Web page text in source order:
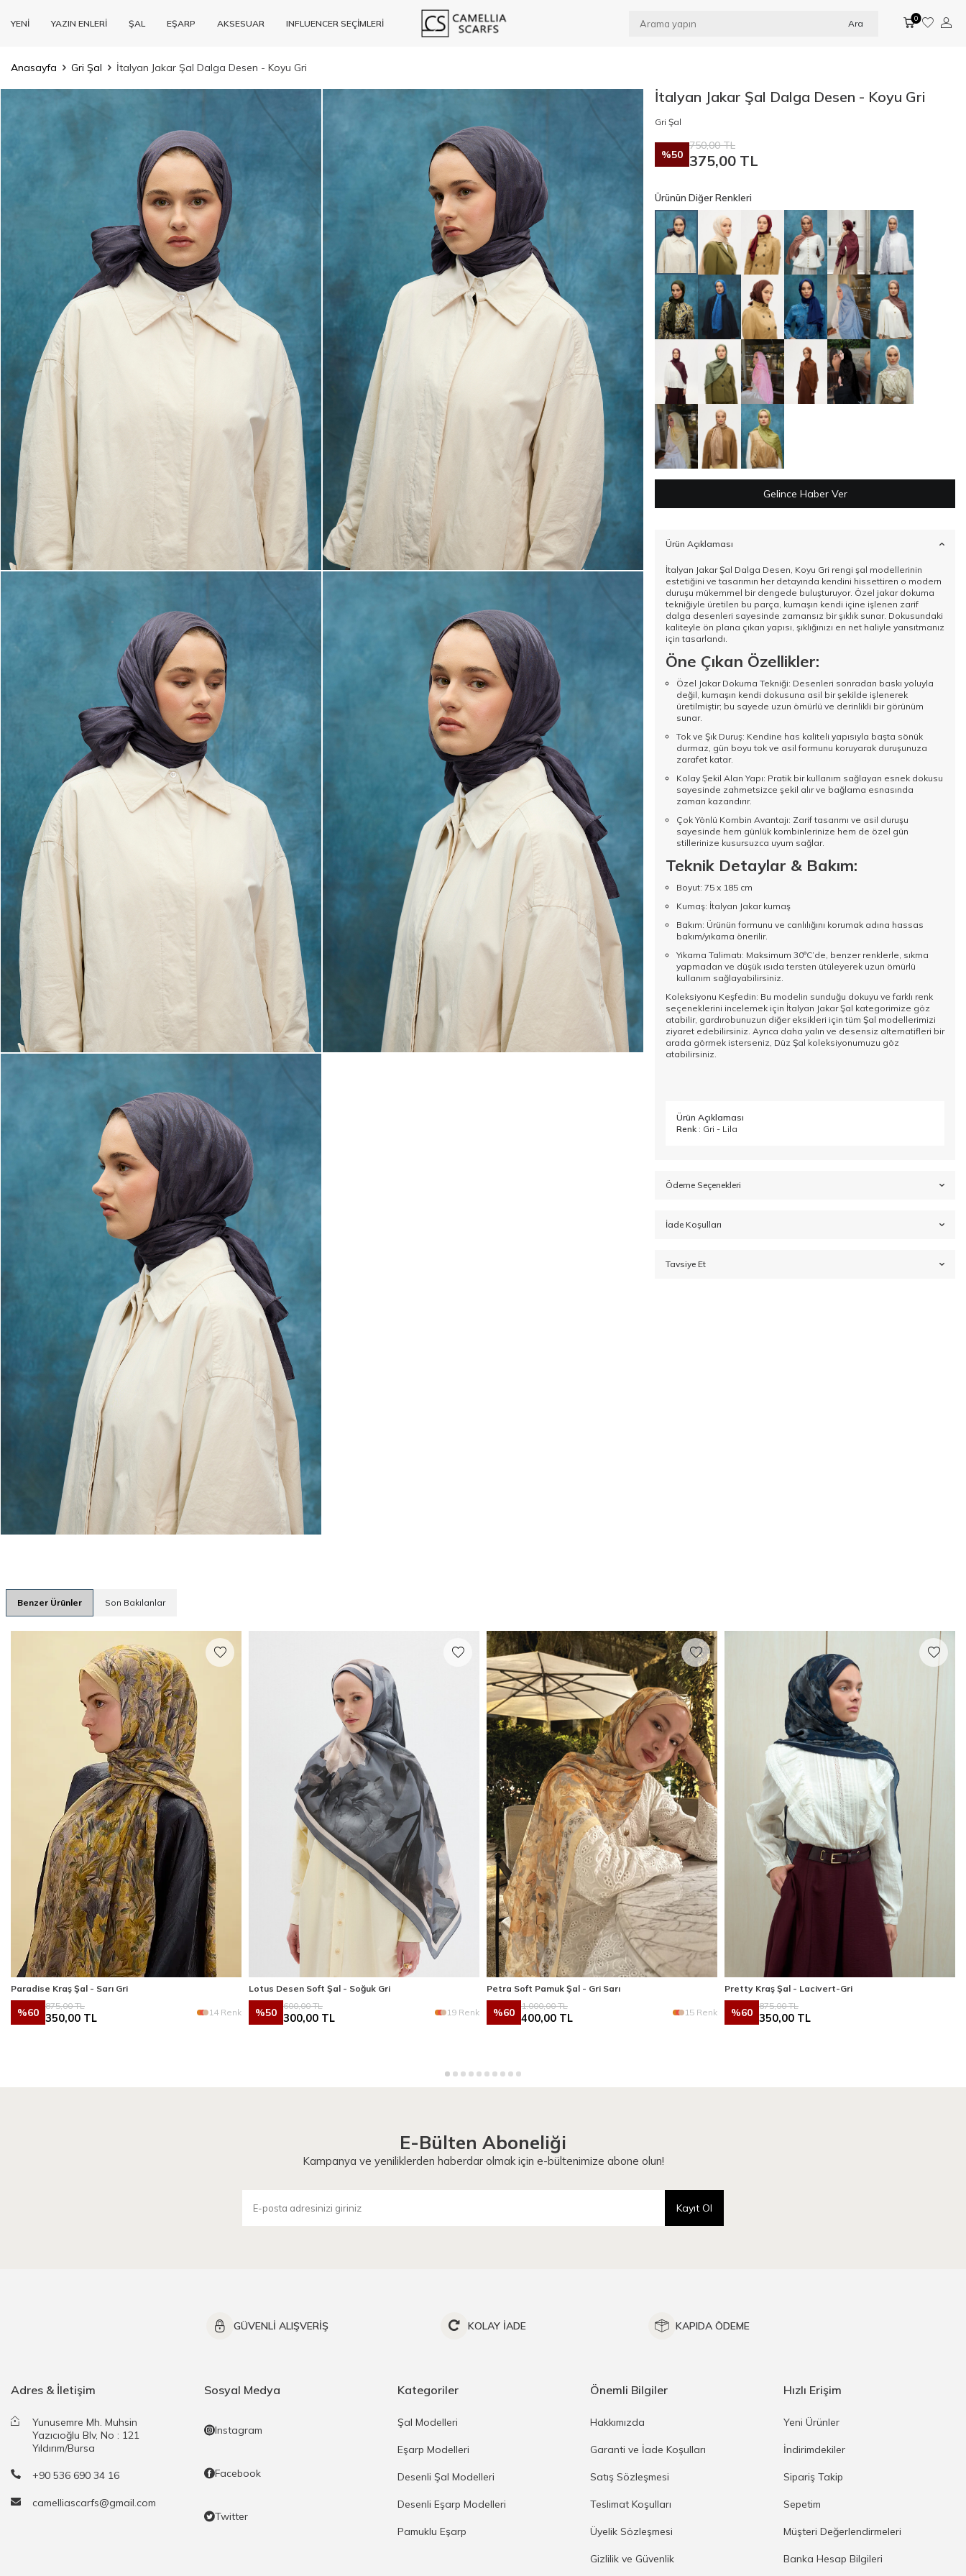
YENİ YAZIN ENLERİ ŞAL EŞARP AKSESUAR INFLUENCER SEÇİMLERİ Ara 0
Anasayfa Gri Şal İtalyan Jakar Şal Dalga Desen - Koyu Gri
İtalyan Jakar Şal Dalga Desen - Koyu Gri
Gri Şal
%50
750,00TL
375,00 TL
Ürünün Diğer Renkleri
Gelince Haber Ver
Ürün Açıklaması
İtalyan Jakar Şal Dalga Desen, Koyu Gri rengi şal modellerinin
estetiğini ve tasarımın her detayında kendini hissettiren o modern
duruşu mükemmel bir dengede buluşturuyor. Özel jakar dokuma
tekniğiyle üretilen bu parça, kumaşın kendi içine işlenen zarif
dalga desenleri sayesinde zamansız bir şıklık sunar. Dokusundaki
kaliteyle ön plana çıkan yapısı, şıklığınızı en net haliyle yansıtmanız
için tasarlandı.
Öne Çıkan Özellikler:
Özel Jakar Dokuma Tekniği: Desenleri sonradan baskı yoluyla
değil, kumaşın kendi dokusuna asil bir şekilde işlenerek
üretilmiştir; bu sayede uzun ömürlü ve derinlikli bir görünüm
sunar.
Tok ve Şık Duruş: Kendine has kaliteli yapısıyla başta sönük
durmaz, gün boyu tok ve asil formunu koruyarak duruşunuza
zarafet katar.
Kolay Şekil Alan Yapı: Pratik bir kullanım sağlayan esnek dokusu
sayesinde zahmetsizce şekil alır ve bağlama esnasında
zaman kazandırır.
Çok Yönlü Kombin Avantajı: Zarif tasarımı ve asil duruşu
sayesinde hem günlük kombinlerinize hem de özel gün
stillerinize kusursuzca uyum sağlar.
Teknik Detaylar & Bakım:
Boyut: 75 x 185 cm
Kumaş: İtalyan Jakar kumaş
Bakım: Ürünün formunu ve canlılığını korumak adına hassas
bakım/yıkama önerilir.
Yıkama Talimatı: Maksimum 30°C’de, benzer renklerle, sıkma
yapmadan ve düşük ısıda tersten ütüleyerek uzun ömürlü
kullanım sağlayabilirsiniz.
Koleksiyonu Keşfedin: Bu modelin sunduğu dokuyu ve farklı renk
seçeneklerini incelemek için İtalyan Jakar Şal kategorimize göz
atabilir, gardırobunuzun diğer eksikleri için tüm Şal modellerimizi
ziyaret edebilirsiniz. Ayrıca daha yalın ve desensiz alternatifleri bir
arada görmek isterseniz, Düz Şal koleksiyonumuzu göz
atabilirsiniz.
Ürün Açıklaması
Renk : Gri - Lila
Ödeme Seçenekleri
İade Koşulları
Tavsiye Et
Benzer Ürünler Son Bakılanlar
Paradise Kraş Şal - Sarı Gri
%60
875,00TL
350,00 TL 14 Renk
Lotus Desen Soft Şal - Soğuk Gri
%50
600,00TL
300,00 TL 19 Renk
Petra Soft Pamuk Şal - Gri Sarı
%60
1.000,00TL
400,00 TL 15 Renk
Pretty Kraş Şal - Lacivert-Gri
%60
875,00TL
350,00 TL
E-Bülten Aboneliği
Kampanya ve yeniliklerden haberdar olmak için e-bültenimize abone olun!
Kayıt Ol
GÜVENLİ ALIŞVERİŞ KOLAY İADE KAPIDA ÖDEME
Adres & İletişim
Yunusemre Mh. Muhsin
Yazıcıoğlu Blv, No : 121
Yıldırım/Bursa
+90 536 690 34 16
camelliascarfs@gmail.com
Sosyal Medya
Instagram
Facebook
Twitter
Kategoriler
Şal Modelleri
Eşarp Modelleri
Desenli Şal Modelleri
Desenli Eşarp Modelleri
Pamuklu Eşarp
Önemli Bilgiler
Hakkımızda
Garanti ve İade Koşulları
Satış Sözleşmesi
Teslimat Koşulları
Üyelik Sözleşmesi
Gizlilik ve Güvenlik
Hızlı Erişim
Yeni Ürünler
İndirimdekiler
Sipariş Takip
Sepetim
Müşteri Değerlendirmeleri
Banka Hesap Bilgileri